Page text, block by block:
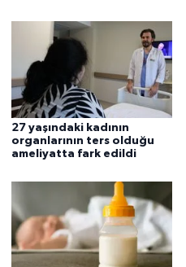
27 yaşındaki kadının
organlarının ters olduğu
ameliyatta fark edildi